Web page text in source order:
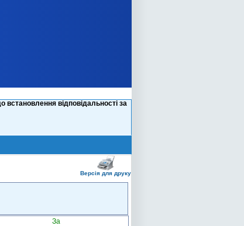
встановлення відповідальності за
Версія для друку
За